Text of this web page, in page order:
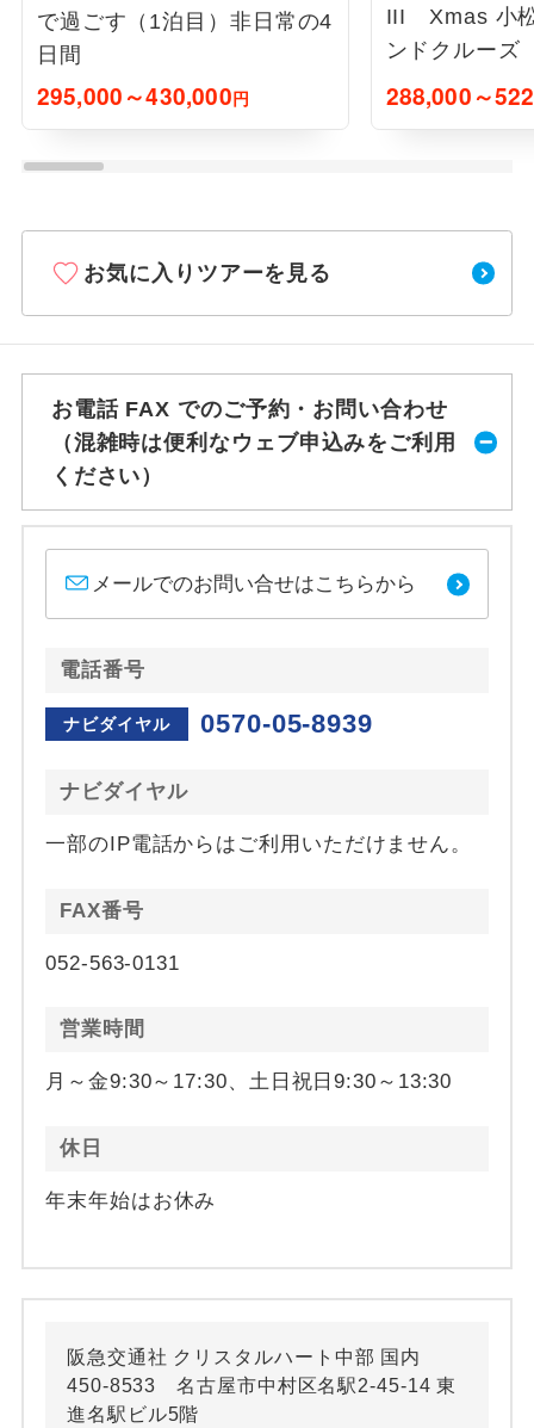
で過ごす（1泊目）非日常の4
日間
295,000～430,000円
III Xmas 小
ンドクルー
288,000～
お気に入りツアーを見る
お電話 FAX でのご予約・お問い合わせ
（混雑時は便利なウェブ申込みをご利用
ください）
メールでのお問い合せはこちらから
電話番号
ナビダイヤル 0570-05-8939
ナビダイヤル
一部のIP電話からはご利用いただけません。
FAX番号
052-563-0131
営業時間
月～金9:30～17:30、土日祝日9:30～13:30
休日
年末年始はお休み
阪急交通社 クリスタルハート中部 国内
450-8533 名古屋市中村区名駅2-45-14 東
進名駅ビル5階